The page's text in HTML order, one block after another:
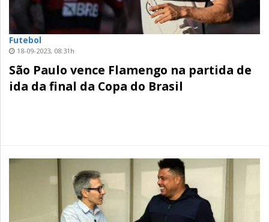
Futebol
18-09-2023, 08:31h
São Paulo vence Flamengo na partida de
ida da final da Copa do Brasil